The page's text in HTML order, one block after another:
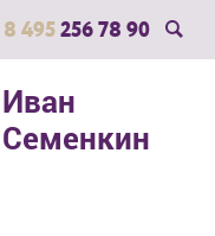
8 495 256 78 90
Иван
Семенкин